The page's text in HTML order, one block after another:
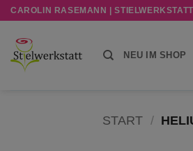
Zum
springen
CAROLIN RASEMANN | STIELWERKSTATT
NEU IM SHOP
START /